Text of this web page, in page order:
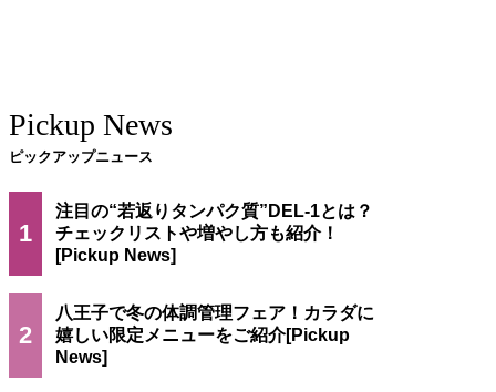
Pickup News
ピックアップニュース
1
注目の“若返りタンパク質”DEL-1とは？
チェックリストや増やし方も紹介！
2
八王子で冬の体調管理フェア！カラダに
嬉しい限定メニューをご紹介